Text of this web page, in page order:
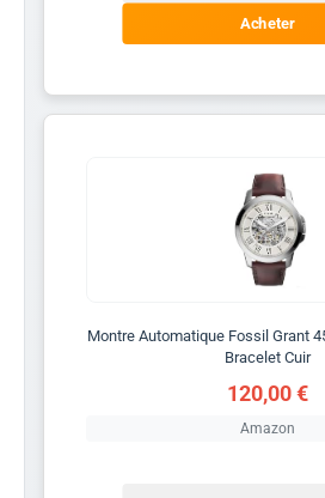
Acheter
Montre Automatique Fossil Grant
Bracelet Cuir
120,00 €
Amazon